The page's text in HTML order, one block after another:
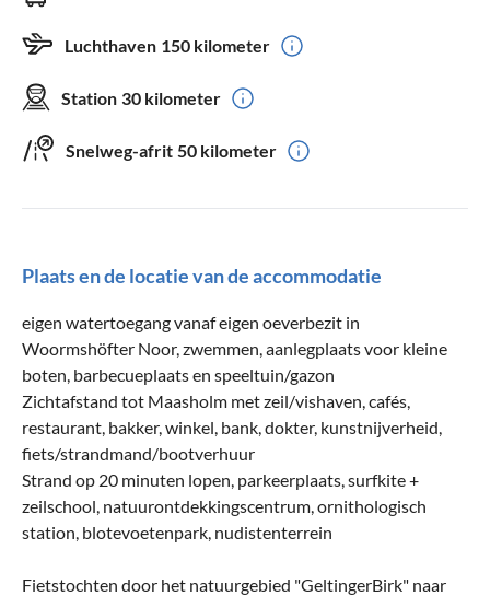
Luchthaven 150 kilometer
Station 30 kilometer
Snelweg-afrit 50 kilometer
Plaats en de locatie van de accommodatie
eigen watertoegang vanaf eigen oeverbezit in
Woormshöfter Noor, zwemmen, aanlegplaats voor kleine
boten, barbecueplaats en speeltuin/gazon
Zichtafstand tot Maasholm met zeil/vishaven, cafés,
restaurant, bakker, winkel, bank, dokter, kunstnijverheid,
fiets/strandmand/bootverhuur
Strand op 20 minuten lopen, parkeerplaats, surfkite +
zeilschool, natuurontdekkingscentrum, ornithologisch
station, blotevoetenpark, nudistenterrein
Fietstochten door het natuurgebied "GeltingerBirk" naar